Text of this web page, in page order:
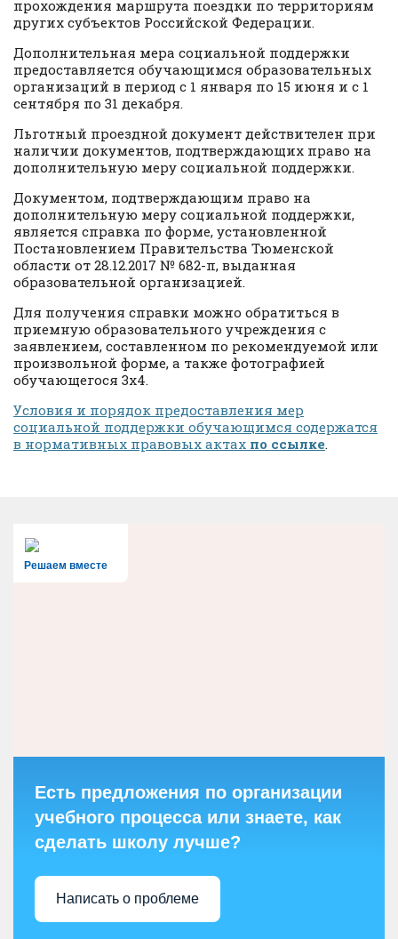
прохождения маршрута поездки по территориям
других субъектов Российской Федерации.
Дополнительная мера социальной поддержки
предоставляется обучающимся образовательных
организаций в период с 1 января по 15 июня и с 1
сентября по 31 декабря.
Льготный проездной документ действителен при
наличии документов, подтверждающих право на
дополнительную меру социальной поддержки.
Документом, подтверждающим право на
дополнительную меру социальной поддержки,
является справка по форме, установленной
Постановлением Правительства Тюменской
области от 28.12.2017 № 682-п, выданная
образовательной организацией.
Для получения справки можно обратиться в
приемную образовательного учреждения с
заявлением, составленном по рекомендуемой или
произвольной форме, а также фотографией
обучающегося 3х4.
Условия и порядок предоставления мер
социальной поддержки обучающимся содержатся
в нормативных правовых актах по ссылке.
Решаем вместе
Есть предложения по организации
учебного процесса или знаете, как
сделать школу лучше?
Написать о проблеме